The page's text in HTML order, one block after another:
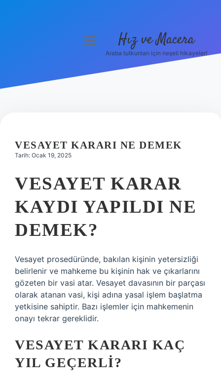
Hakkımızda
menüyü
Hız ve Macera
Araba tutkunları için neşeli hikayeler!
VESAYET KARARI NE DEMEK
Tarih: Ocak 19, 2025
VESAYET KARAR
KAYDI YAPILDI NE
DEMEK?
Vesayet prosedüründe, bakılan kişinin yetersizliği
belirlenir ve mahkeme bu kişinin hak ve çıkarlarını
gözeten bir vasi atar. Vesayet davasının bir parçası
olarak atanan vasi, kişi adına yasal işlem başlatma
yetkisine sahiptir. Bazı işlemler için mahkemenin
onayı tekrar gereklidir.
VESAYET KARARI KAÇ
YIL GEÇERLI?